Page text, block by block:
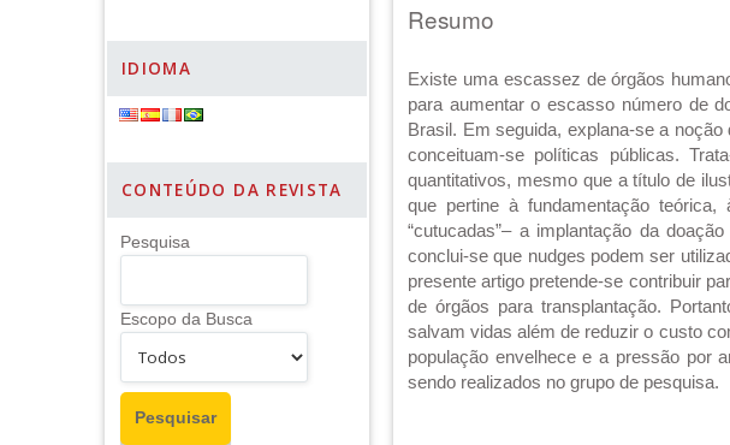
IDIOMA
CONTEÚDO DA REVISTA
Pesquisa
Escopo da Busca
Resumo
Existe uma escassez de órgãos
para aumentar o escasso número de
Brasil. Em seguida, explana-se a
conceituam-se políticas públicas.
quantitativos, mesmo que a título de
que pertine à fundamentação
“cutucadas”– a implantação da
conclui-se que nudges podem ser
presente artigo pretende-se contribuir
de órgãos para transplantação.
salvam vidas além de reduzir o custo
população envelhece e a pressão por
sendo realizados no grupo de pesquisa.